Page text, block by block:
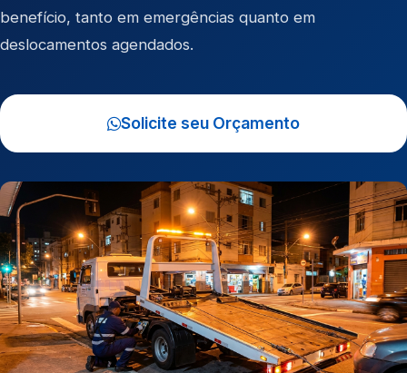
benefício, tanto em emergências quanto em
deslocamentos agendados.
Solicite seu Orçamento